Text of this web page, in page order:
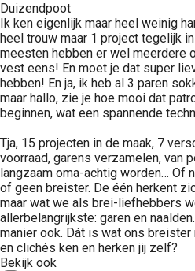
Duizendpoot
Ik ken eigenlijk maar heel weinig
heel trouw maar 1 project tegelijk
meesten hebben er wel meerdere
vest eens! En moet je dat super
hebben! En ja, ik heb al 3 paren
maar hallo, zie je hoe mooi dat
beginnen, wat een spannende
Tja, 15 projecten in de maak, 7
voorraad, garens verzamelen, van
langzaam oma-achtig worden… Of
of geen breister. De één herkent
maar wat we als brei-liefhebbers
allerbelangrijkste: garen en
manier ook. Dát is wat ons
en clichés ken en herken jij zelf?
Bekijk ook